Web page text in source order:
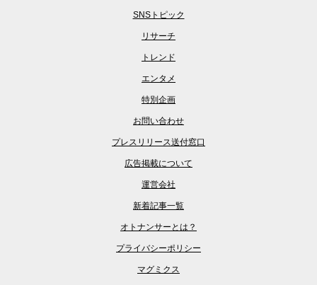
SNSトピック
リサーチ
トレンド
エンタメ
特別企画
お問い合わせ
プレスリリース送付窓口
広告掲載について
運営会社
新着記事一覧
オトナンサーとは？
プライバシーポリシー
マグミクス